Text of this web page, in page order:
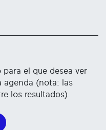
el que desea ver
agenda (nota: las
los resultados).